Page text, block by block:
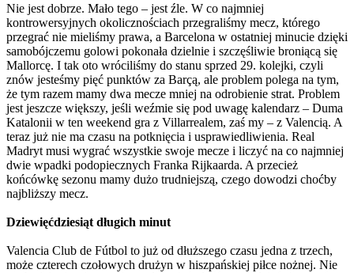
Nie jest dobrze. Mało tego – jest źle. W co najmniej
kontrowersyjnych okolicznościach przegraliśmy mecz, którego
przegrać nie mieliśmy prawa, a Barcelona w ostatniej minucie dzięki
samobójczemu golowi pokonała dzielnie i szczęśliwie broniącą się
Mallorcę. I tak oto wróciliśmy do stanu sprzed 29. kolejki, czyli
znów jesteśmy pięć punktów za Barçą, ale problem polega na tym,
że tym razem mamy dwa mecze mniej na odrobienie strat. Problem
jest jeszcze większy, jeśli weźmie się pod uwagę kalendarz – Duma
Katalonii w ten weekend gra z Villarrealem, zaś my – z Valencią. A
teraz już nie ma czasu na potknięcia i usprawiedliwienia. Real
Madryt musi wygrać wszystkie swoje mecze i liczyć na co najmniej
dwie wpadki podopiecznych Franka Rijkaarda. A przecież
końcówkę sezonu mamy dużo trudniejszą, czego dowodzi choćby
najbliższy mecz.
Dziewięćdziesiąt długich minut
Valencia Club de Fútbol to już od dłuższego czasu jedna z trzech,
może czterech czołowych drużyn w hiszpańskiej piłce nożnej. Nie